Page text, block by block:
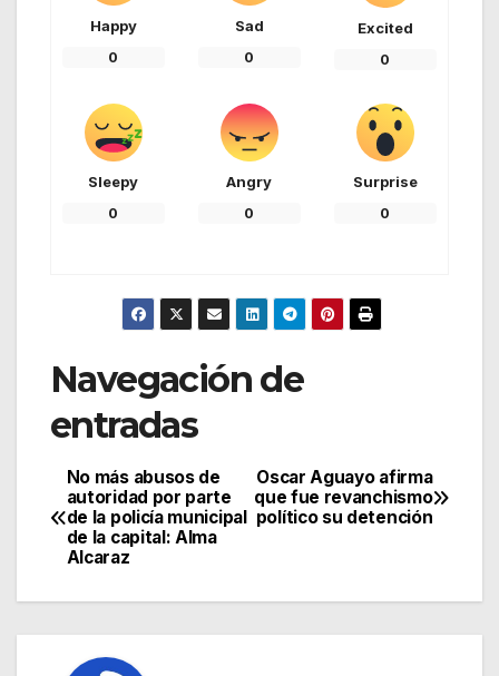
Happy
0
Sad
0
Excited
0
Sleepy
0
Angry
0
Surprise
0
Navegación de
entradas
Oscar Aguayo afirma
que fue revanchismo
político su detención
No más abusos de
autoridad por parte
de la policía municipal
de la capital: Alma
Alcaraz